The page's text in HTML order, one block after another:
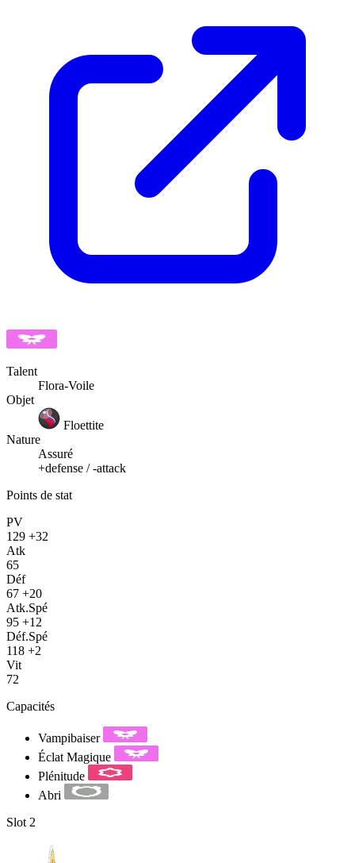
Talent
Flora-Voile
Objet
Floettite
Nature
Assuré
+defense / -attack
Points de stat
PV
129 +32
Atk
65
Déf
67 +20
Atk.Spé
95 +12
Déf.Spé
118 +2
Vit
72
Capacités
Vampibaiser
Éclat Magique
Plénitude
Abri
Slot 2